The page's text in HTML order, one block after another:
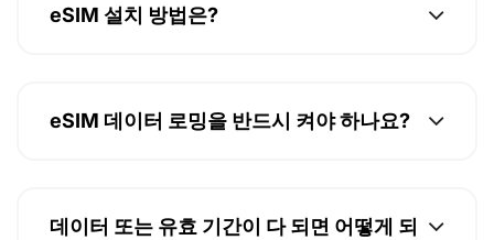
eSIM 설치 방법은?
eSIM 데이터 로밍을 반드시 켜야 하나요?
데이터 또는 유효 기간이 다 되면 어떻게 되